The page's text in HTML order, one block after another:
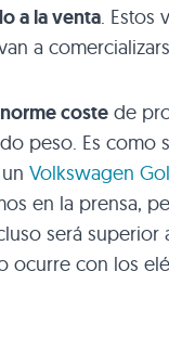
a la venta .
a
coste de
peso. Es como
Volkswagen
en la prensa,
será
ocurre con los